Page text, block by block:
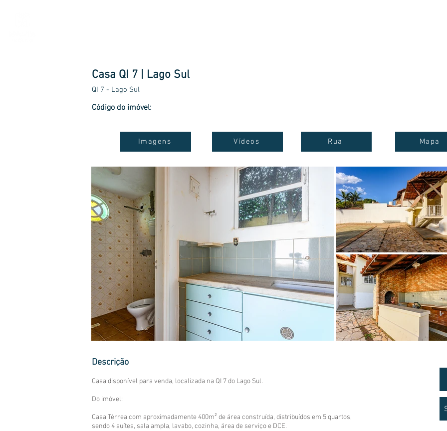
Casa QI 7 | Lago Sul
QI 7 - Lago Sul
Código do imóvel:
Imagens Vídeos Rua Mapa
Descrição
Casa disponível para venda, localizada na QI 7 do Lago Sul.
Do imóvel:
Casa Térrea com aproximadamente 400m² de área construída, distribuídos em 5 quartos,
sendo 4 suítes, sala ampla, lavabo, cozinha, área de serviço e DCE.